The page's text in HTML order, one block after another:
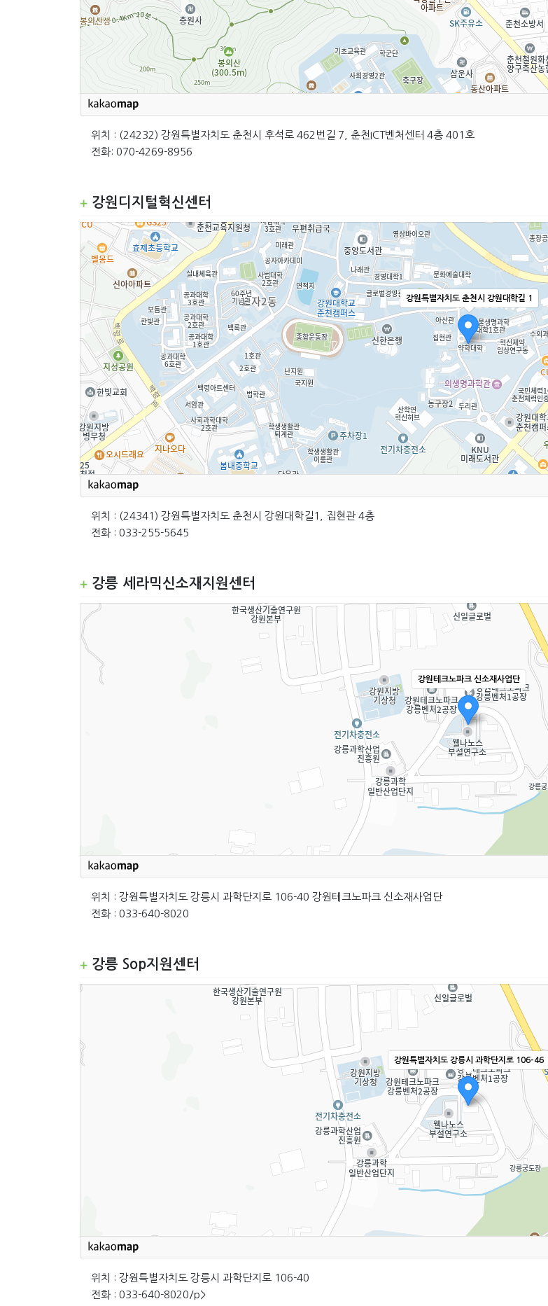
위치 : (24232) 강원특별자치도 춘천시 후석로 462번길 7, 춘천ICT벤처센터 4층 401호
전화: 070-4269-8956
강원디지털혁신센터
강원특별자치도 춘천시 강원대학길 1
위치 : (24341) 강원특별자치도 춘천시 강원대학길1, 집현관 4층
전화 : 033-255-5645
강릉 세라믹신소재지원센터
강원테크노파크 신소재사업단
위치 : 강원특별자치도 강릉시 과학단지로 106-40 강원테크노파크 신소재사업단
전화 : 033-640-8020
강릉 Sop지원센터
강원특별자치도 강릉시 과학단지로 106-46
위치 : 강원특별자치도 강릉시 과학단지로 106-40
전화 : 033-640-8020/p>